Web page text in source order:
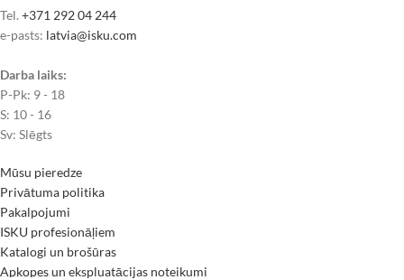
Tel. +371 292 04 244
e-pasts: latvia@isku.com
Darba laiks:
P-Pk: 9 - 18
S: 10 - 16
Sv: Slēgts
Mūsu pieredze
Privātuma politika
Pakalpojumi
ISKU profesionāļiem
Katalogi un brošūras
Apkopes un ekspluatācijas noteikumi